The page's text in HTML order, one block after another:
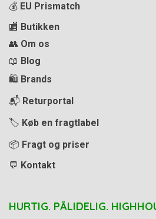
💰 EU Prismatch
🏬 Butikken
👥 Om os
📖 Blog
🛍️ Brands
📬 Returportal
🏷️ Køb en fragtlabel
📦 Fragt og priser
💬 Kontakt
HURTIG. PÅLIDELIG.